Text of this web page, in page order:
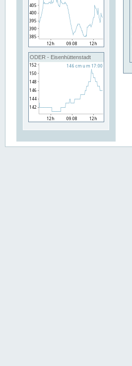
ODER - Eisenhüttenstadt